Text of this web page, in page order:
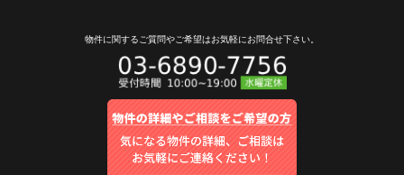
物件に関するご質問やご希望はお気軽にお問合せ下さい。